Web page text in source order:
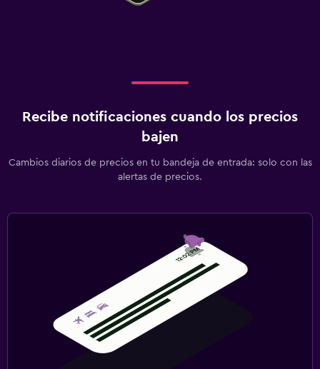
Recibe notificaciones cuando los precios
bajen
Cambios diarios de precios en tu bandeja de entrada: solo con las
alertas de precios.